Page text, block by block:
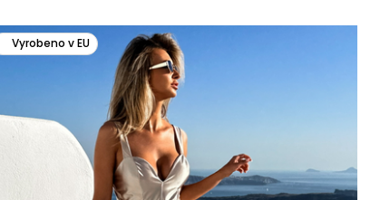
Vyrobeno v EU